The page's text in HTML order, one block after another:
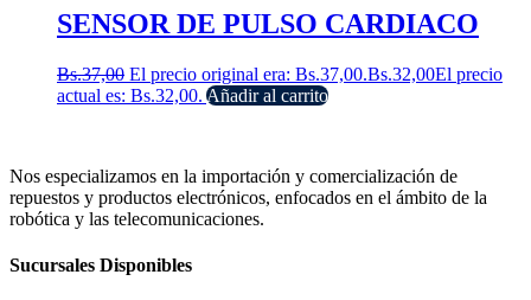
SENSOR DE PULSO CARDIACO
Bs.37,00 El precio original era: Bs.37,00.Bs.32,00El precio
actual es: Bs.32,00. Añadir al carrito
Nos especializamos en la importación y comercialización de
repuestos y productos electrónicos, enfocados en el ámbito de la
robótica y las telecomunicaciones.
Sucursales Disponibles